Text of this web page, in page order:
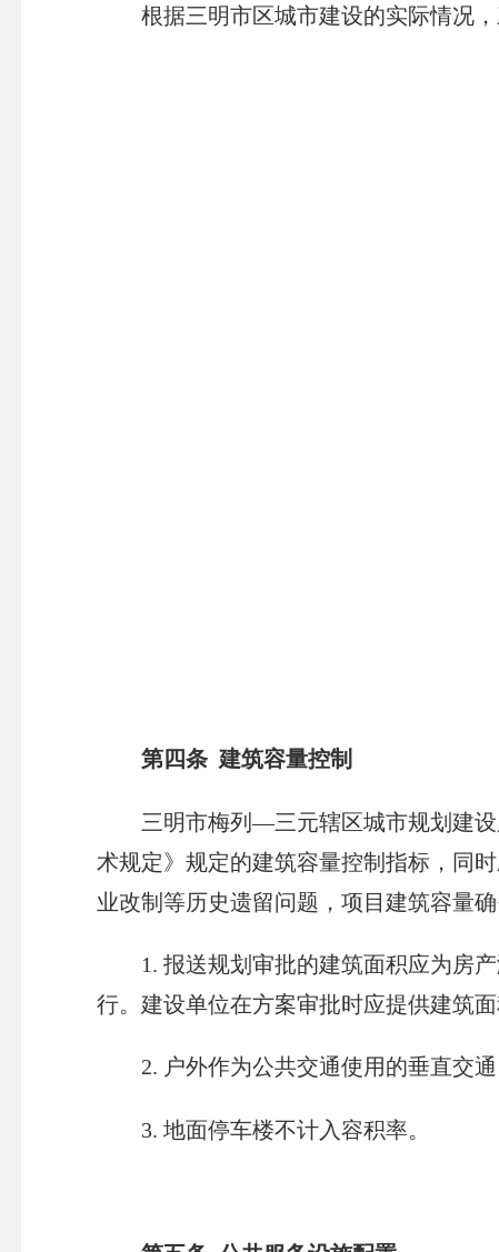
根据三明市区城市建设的实际情况，
第四条 建筑容量控制
三明市梅列—三元辖区城市规划建设
术规定》规定的建筑容量控制指标，同
业改制等历史遗留问题，项目建筑容量
1. 报送规划审批的建筑面积应为房产
行。建设单位在方案审批时应提供建筑
2. 户外作为公共交通使用的垂直交通
3. 地面停车楼不计入容积率。